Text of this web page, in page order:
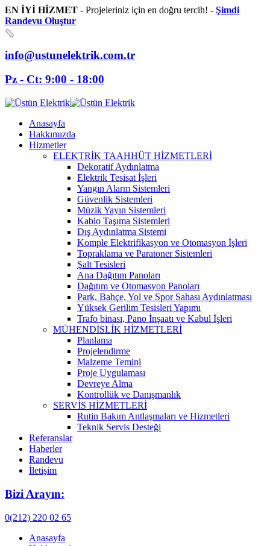
EN İYİ HİZMET - Projeleriniz için en doğru tercih! - Şimdi
Randevu Oluştur
info@ustunelektrik.com.tr
Pz - Ct: 9:00 - 18:00
Anasayfa
Hakkımızda
Hizmetler
ELEKTRİK TAAHHÜT HİZMETLERİ
Dekoratif Aydınlatma
Elektrik Tesisat İşleri
Yangın Alarm Sistemleri
Güvenlik Sistemleri
Müzik Yayın Sistemleri
Kablo Taşıma Sistemleri
Dış Aydınlatma Sistemi
Komple Elektrifikasyon ve Otomasyon İşleri
Topraklama ve Paratoner Sistemleri
Şalt Tesisleri
Ana Dağıtım Panoları
Dağıtım ve Otomasyon Panoları
Park, Bahçe, Yol ve Spor Sahası Aydınlatması
Yüksek Gerilim Tesisleri Yapımı
Trafo binası, Pano İnşaatı ve Kabul İşleri
MÜHENDİSLİK HİZMETLERİ
Planlama
Projelendirme
Malzeme Temini
Proje Uygulaması
Devreye Alma
Kontrollük ve Danışmanlık
SERVİS HİZMETLERİ
Rutin Bakım Antlaşmaları ve Hizmetleri
Teknik Servis Desteği
Referanslar
Haberler
Randevu
İletişim
Bizi Arayın:
0(212) 220 02 65
Anasayfa